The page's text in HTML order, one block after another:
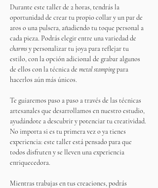
Durante este taller de 2 horas, tendrás la
oportunidad de crear tu propio collar y un par de
aros o una pulsera, añadiendo tu toque personal a
cada pieza. Podrás elegir entre una variedad de
charms y personalizar tu joya para reflejar tu
estilo, con la opción adicional de grabar algunos
de ellos con la técnica de metal stamping para
hacerlos aún más únicos.
Te guiaremos paso a paso a través de las técnicas
artesanales que desarrollamos en nuestro estudio,
ayudándote a descubrir y potenciar tu creatividad.
No importa si es tu primera vez o ya tienes
experiencia: este taller está pensado para que
todos disfruten y se lleven una experiencia
enriquecedora.
Mientras trabajas en tus creaciones, podrás